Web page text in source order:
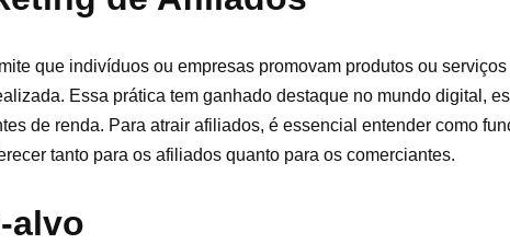
que indivíduos ou empresas promovam produtos ou
Essa prática tem ganhado destaque no mundo digital,
de renda. Para atrair afiliados, é essencial entender como
tanto para os afiliados quanto para os comerciantes.
alvo